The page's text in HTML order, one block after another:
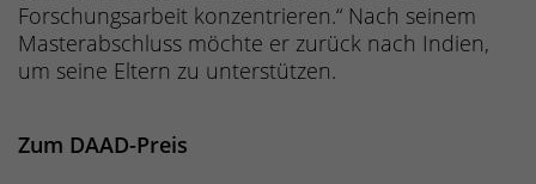
Forschungsarbeit konzentrieren.“ Nach seinem
Masterabschluss möchte er zurück nach Indien,
um seine Eltern zu unterstützen.
Zum DAAD-Preis